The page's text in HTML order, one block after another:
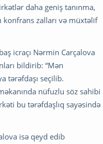
daha geniş tanınma,
konfrans zalları və müxtəlif
icraçı Nərmin Carçalova
bildirib: “Mən
tərəfdaşı seçilib.
nüfuzlu söz sahibi
bu tərəfdaşlıq sayəsində
isə qeyd edib